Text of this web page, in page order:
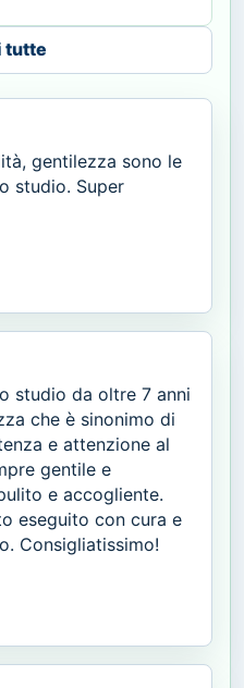
tutte
gentilezza sono le
studio. Super
studio da oltre 7 anni
che è sinonimo di
e attenzione al
gentile e
e accogliente.
eseguito con cura e
Consigliatissimo!